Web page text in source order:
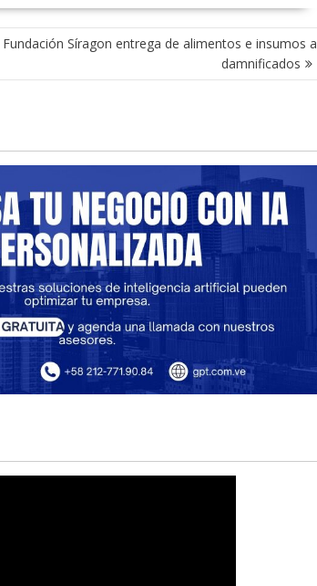
Fundación Síragon entrega de alimentos e insumos a
damnificados